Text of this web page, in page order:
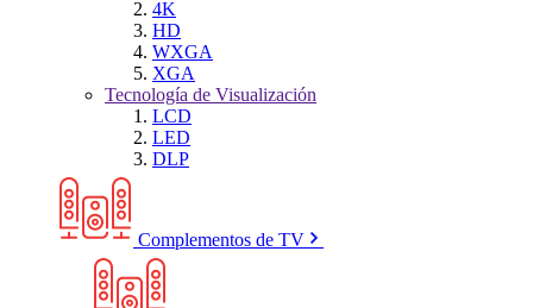
4K
HD
WXGA
XGA
Tecnología de Visualización
LCD
LED
DLP
Complementos de TV